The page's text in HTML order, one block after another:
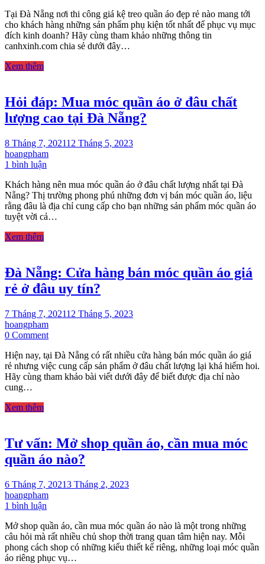
Nẵng:
Nơi
thi
công
áo
đẹp
rẻ
Tại Đà Nẵng nơi thi công giá kệ treo quần áo đẹp rẻ nào mang tới
cho khách hàng những sản phẩm phụ kiện tốt nhất để phục vụ mục
đích kinh doanh? Hãy cùng tham khảo những thông tin
canhxinh.com chia sẻ dưới đây…
Xem thêm
Hỏi đáp: Mua móc quần áo ở đâu chất
lượng cao tại Đà Nẵng?
8 Tháng 7, 202112 Tháng 5, 2023
hoangpham
1 bình luận
đáp:
Mua
móc
quần
lượng
cao
tại
Nẵng?
Khách hàng nên mua móc quần áo ở đâu chất lượng nhất tại Đà
Nẵng? Thị trường phong phú những đơn vị bán móc quần áo, liệu
rằng đâu là địa chỉ cung cấp cho bạn những sản phẩm móc quần áo
tuyệt vời cả…
Xem thêm
Đà Nẵng: Cửa hàng bán móc quần áo giá
rẻ ở đâu uy tín?
7 Tháng 7, 202112 Tháng 5, 2023
hoangpham
0 Commenton
Nẵng:
Cửa
hàng
rẻ
ở
đâu
tín?
Hiện nay, tại Đà Nẵng có rất nhiều cửa hàng bán móc quần áo giá
rẻ nhưng việc cung cấp sản phẩm ở đâu chất lượng lại khá hiếm hoi.
Hãy cùng tham khảo bài viết dưới đây để biết được địa chỉ nào
cung…
Xem thêm
Tư vấn: Mở shop quần áo, cần mua móc
quần áo nào?
6 Tháng 7, 20213 Tháng 2, 2023
hoangpham
1 bình luận
vấn:
Mở
shop
quần
Mở shop quần áo, cần mua móc quần áo nào là một trong những
câu hỏi mà rất nhiều chủ shop thời trang quan tâm hiện nay. Mỗi
phong cách shop có những kiểu thiết kế riêng, những loại móc quần
áo riêng phục vụ…